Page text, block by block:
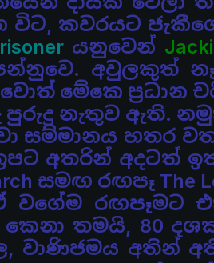
විට, කවරයට
යනුවෙන්
අවුලකුත්
මේකෙ ප්‍රධාන
නැතුව ඇති. නමුත්
සම්මානය හතර
අතරින් අදටත්
සමඟ රඟපෑ The
ඒ වගේම රඟපෑමට
තමයි, 80
වාණිජමය අතින්